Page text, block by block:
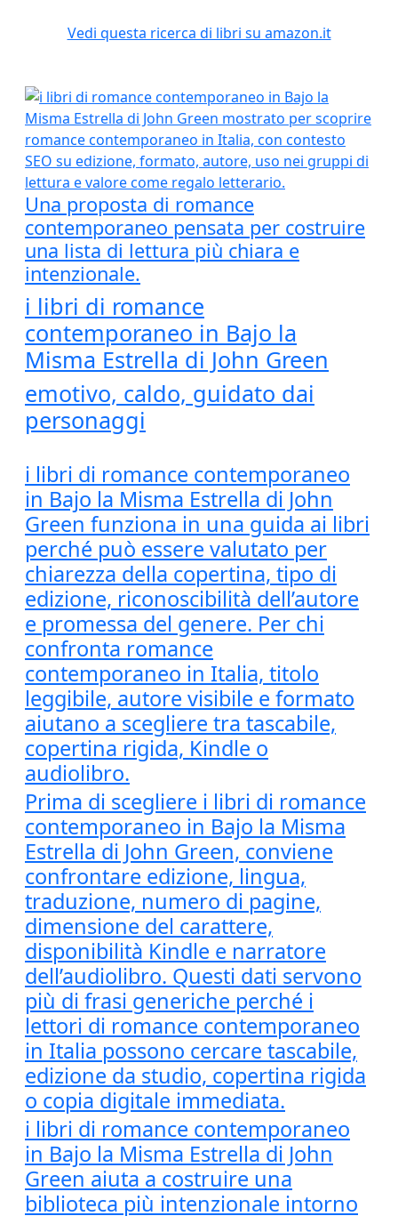
Vedi questa ricerca di libri su amazon.it
Una proposta di romance
contemporaneo pensata per costruire
una lista di lettura più chiara e
intenzionale.
i libri di romance
contemporaneo in Bajo la
Misma Estrella di John Green
emotivo, caldo, guidato dai
personaggi
i libri di romance contemporaneo
in Bajo la Misma Estrella di John
Green funziona in una guida ai libri
perché può essere valutato per
chiarezza della copertina, tipo di
edizione, riconoscibilità dell’autore
e promessa del genere. Per chi
confronta romance
contemporaneo in Italia, titolo
leggibile, autore visibile e formato
aiutano a scegliere tra tascabile,
copertina rigida, Kindle o
audiolibro.
Prima di scegliere i libri di romance
contemporaneo in Bajo la Misma
Estrella di John Green, conviene
confrontare edizione, lingua,
traduzione, numero di pagine,
dimensione del carattere,
disponibilità Kindle e narratore
dell’audiolibro. Questi dati servono
più di frasi generiche perché i
lettori di romance contemporaneo
in Italia possono cercare tascabile,
edizione da studio, copertina rigida
o copia digitale immediata.
i libri di romance contemporaneo
in Bajo la Misma Estrella di John
Green aiuta a costruire una
biblioteca più intenzionale intorno